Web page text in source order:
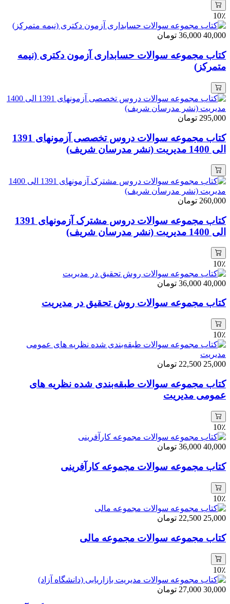
10٪
40,000
36,000 تومان
کتاب مجموعه سوالات حسابداری آزمون دکتری (نیمه
متمرکز)
295,000 تومان
کتاب مجموعه سوالات دروس تخصصی آزمونهای 1391
الی 1400 مدیریت (نشر مدرسان شریف)
260,000 تومان
کتاب مجموعه سوالات دروس مشترک آزمونهای 1391
الی 1400 مدیریت (نشر مدرسان شریف)
10٪
40,000
36,000 تومان
کتاب مجموعه سوالات روش تحقیق در مدیریت
10٪
25,000
22,500 تومان
کتاب مجموعه سوالات طبقه‌بندی شده نظریه های
عمومی مدیریت
10٪
40,000
36,000 تومان
کتاب مجموعه سوالات مجموعه کارآفرینی
10٪
25,000
22,500 تومان
کتاب مجموعه سوالات مجموعه مالی
10٪
30,000
27,000 تومان